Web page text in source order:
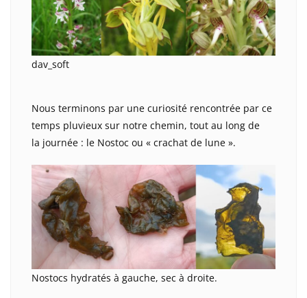
dav_soft
Nous terminons par une curiosité rencontrée par ce
temps pluvieux sur notre chemin, tout au long de
la journée : le Nostoc ou « crachat de lune ».
Nostocs hydratés à gauche, sec à droite.